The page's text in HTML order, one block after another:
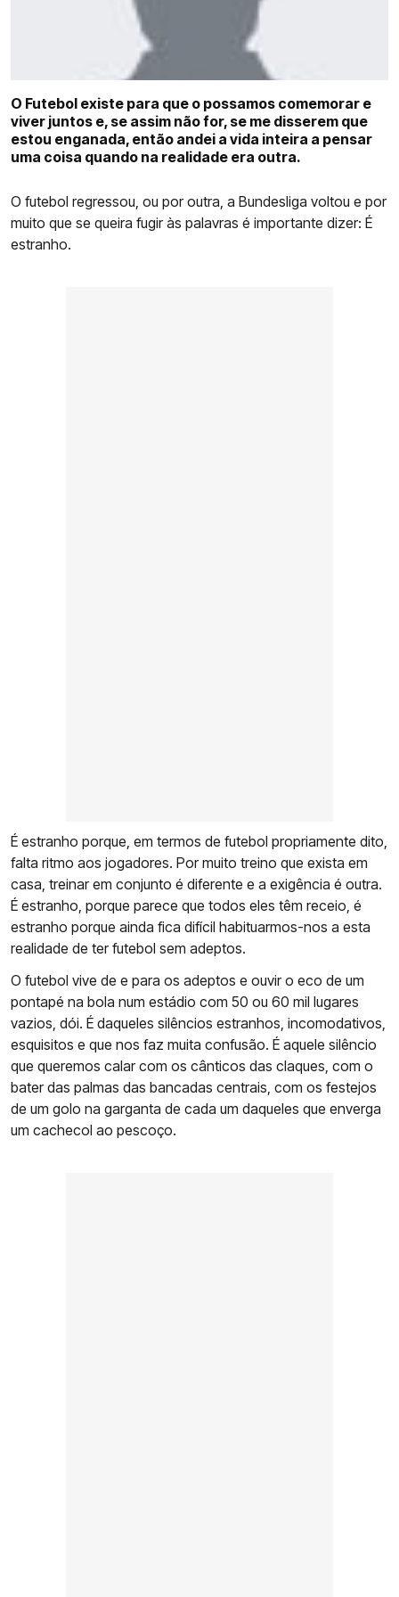
O Futebol existe para que o possamos comemorar e
viver juntos e, se assim não for, se me disserem que
estou enganada, então andei a vida inteira a pensar
uma coisa quando na realidade era outra.
O futebol regressou, ou por outra, a Bundesliga voltou e por
muito que se queira fugir às palavras é importante dizer: É
estranho.
É estranho porque, em termos de futebol propriamente dito,
falta ritmo aos jogadores. Por muito treino que exista em
casa, treinar em conjunto é diferente e a exigência é outra.
É estranho, porque parece que todos eles têm receio, é
estranho porque ainda fica difícil habituarmos-nos a esta
realidade de ter futebol sem adeptos.
O futebol vive de e para os adeptos e ouvir o eco de um
pontapé na bola num estádio com 50 ou 60 mil lugares
vazios, dói. É daqueles silêncios estranhos, incomodativos,
esquisitos e que nos faz muita confusão. É aquele silêncio
que queremos calar com os cânticos das claques, com o
bater das palmas das bancadas centrais, com os festejos
de um golo na garganta de cada um daqueles que enverga
um cachecol ao pescoço.